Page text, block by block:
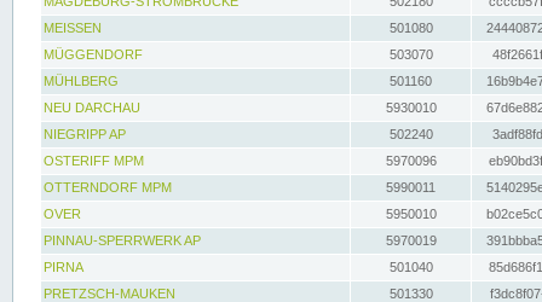
MEISSEN
501080
MÜGGENDORF
503070
MÜHLBERG
501160
NEU DARCHAU
5930010
NIEGRIPP AP
502240
OSTERIFF MPM
5970096
OTTERNDORF MPM
5990011
OVER
5950010
PINNAU-SPERRWERK AP
5970019
PIRNA
501040
PRETZSCH-MAUKEN
501330